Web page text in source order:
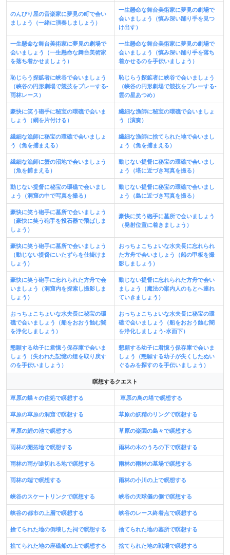
のんびり屋の音楽家に夢見の町で会い
ましょう（一緒に演奏しましょう）
一生懸命な舞台美術家に夢見の劇場で
会いましょう（慎み深い踊り手を見つ
け出す）
一生懸命な舞台美術家に夢見の劇場で
会いましょう（一生懸命な舞台美術家
を落ち着かせましょう）
一生懸命な舞台美術家に夢見の劇場で
会いましょう（慎み深い踊り手を落ち
着かせるのを手伝いましょう）
恥じらう探鉱者に峡谷で会いましょう
（峡谷の円形劇場で競技をプレーする-
雨林レース）
恥じらう探鉱者に峡谷で会いましょう
（峡谷の円形劇場で競技をプレーする-
雲の星あつめ）
豪快に笑う砲手に秘宝の環礁で会いま
しょう（網を片付ける）
繊細な漁師に秘宝の環礁で会いましょ
う（演奏）
繊細な漁師に秘宝の環礁で会いましょ
う（魚を捕まえる）
繊細な漁師に捨てられた地で会いまし
ょう（魚を捕まえる）
繊細な漁師に蟹の沼地で会いましょう
（魚を捕まえる）
動じない提督に秘宝の環礁で会いまし
ょう（塔に近づき写真を撮る）
動じない提督に秘宝の環礁で会いまし
ょう（洞窟の中で写真を撮る）
動じない提督に秘宝の環礁で会いまし
ょう（島に近づき写真を撮る）
豪快に笑う砲手に墓所で会いましょう
（豪快に笑う砲手を投石器で飛ばしま
しょう）
豪快に笑う砲手に墓所で会いましょう
（発射位置に着きましょう）
豪快に笑う砲手に墓所で会いましょう
（動じない提督にいたずらを仕掛けま
しょう）
おっちょこちょいな水夫長に忘れられ
た方舟で会いましょう（船の甲板を撮
影しましょう）
豪快に笑う砲手に忘れられた方舟で会
いましょう（洞窟内を探索し撮影しま
しょう）
動じない提督に忘れられた方舟で会い
ましょう（魔法の案内人のもとへ連れ
ていきましょう）
おっちょこちょいな水夫長に秘宝の環
礁で会いましょう（船をおおう蝕む闇
を浄化しましょう）
おっちょこちょいな水夫長に秘宝の環
礁で会いましょう（船をおおう蝕む闇
を浄化しましょう-水面下）
懇願する幼子に君憶う保存庫で会いま
しょう（失われた記憶の燈を取り戻す
のを手伝いましょう）
懇願する幼子に君憶う保存庫で会いま
しょう（懇願する幼子が失くしたぬい
ぐるみを探すのを手伝いましょう）
瞑想するクエスト
草原の蝶々の住処で瞑想する 草原の鳥の塔で瞑想する
草原の草原の洞窟で瞑想する 草原の妖精のリングで瞑想する
草原の鯉の池で瞑想する 草原の楽園の島々で瞑想する
雨林の開拓地で瞑想する 雨林の木のうろの下で瞑想する
雨林の雨が途切れる地で瞑想する 雨林の雨林の墓場で瞑想する
雨林の端で瞑想する 雨林の小川の上で瞑想する
峡谷のスケートリンクで瞑想する 峡谷の天球儀の側で瞑想する
峡谷の都市の上層で瞑想する 峡谷のレース終着点で瞑想する
捨てられた地の倒壊した祠で瞑想する 捨てられた地の墓所で瞑想する
捨てられた地の座礁船の上で瞑想する 捨てられた地の戦場で瞑想する